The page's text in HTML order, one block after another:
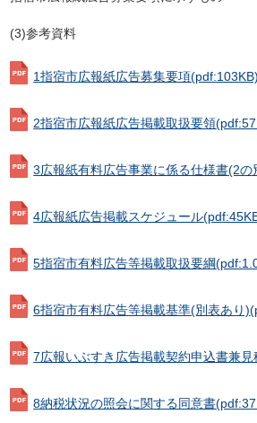
(3)参考資料
1指宿市広報紙広告募集要項(pdf:103KB)
2指宿市広報紙広告掲載取扱要領
3広報紙有料広告事業に係る仕様書(2の
4広報紙広告掲載スケジュール
5指宿市有料広告等掲載取扱要綱
6指宿市有料広告等掲載基準(別表あり)
7広報いぶすき広告掲載契約申込書兼見
8納税状況の照会に関する同意書